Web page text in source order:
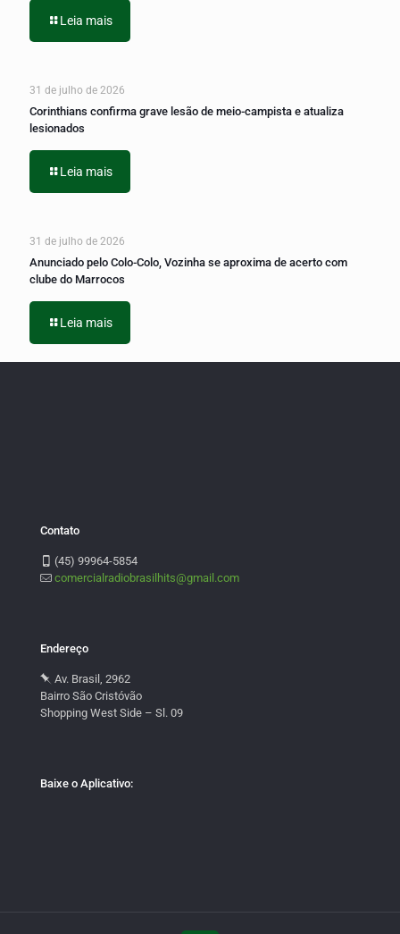
Leia mais
31 de julho de 2026
Corinthians confirma grave lesão de meio-campista e atualiza
lesionados
Leia mais
31 de julho de 2026
Anunciado pelo Colo-Colo, Vozinha se aproxima de acerto com
clube do Marrocos
Leia mais
Contato
(45) 99964-5854
comercialradiobrasilhits@gmail.com
Endereço
Av. Brasil, 2962
Bairro São Cristóvão
Shopping West Side – Sl. 09
Baixe o Aplicativo: